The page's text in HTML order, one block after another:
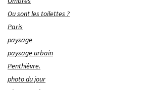
Ou sont les toilettes ?
Paris
paysage
paysage urbain
Penthièvre.
photo du jour